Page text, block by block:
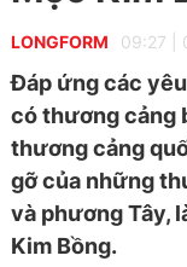
LONGFORM 09:27
Đáp ứng các
có thương cảng
thương cảng
gỡ của những
và phương Tây,
Kim Bồng.